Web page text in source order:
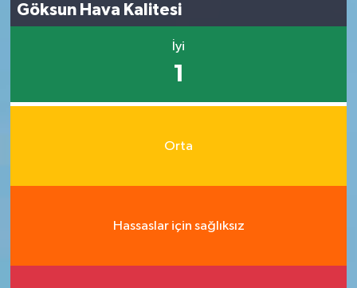
Göksun Hava Kalitesi
İyi
1
Orta
Hassaslar için sağlıksız